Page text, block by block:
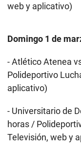
web y aplicativo)
Domingo 1 de
- Atlético Atenea
Polideportivo
aplicativo)
- Universitario de
horas /
Televisión, web y